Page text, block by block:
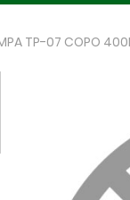
TP-07 COPO